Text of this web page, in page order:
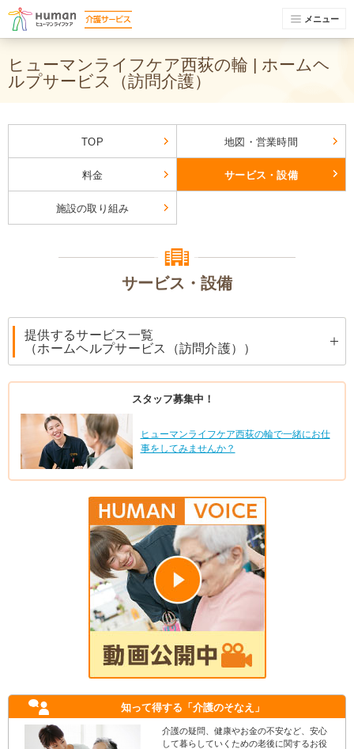
メニュー
ヒューマンライフケア西荻の輪 | ホームヘ
ルプサービス（訪問介護）
TOP 地図・営業時間
料金 サービス・設備
施設の取り組み
サービス・設備
提供するサービス一覧
（ホームヘルプサービス（訪問介護））
スタッフ募集中！
ヒューマンライフケア西荻の輪で一緒にお仕
事をしてみませんか？
知って得する 「介護のそなえ」
介護の疑問、健康やお金の不安など、安心
して暮らしていくための老後に関するお役